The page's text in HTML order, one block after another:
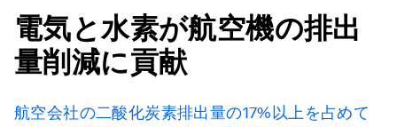
電気と水素が航空機の排出
量削減に貢献
航空会社の二酸化炭素排出量の17%以上を占めて